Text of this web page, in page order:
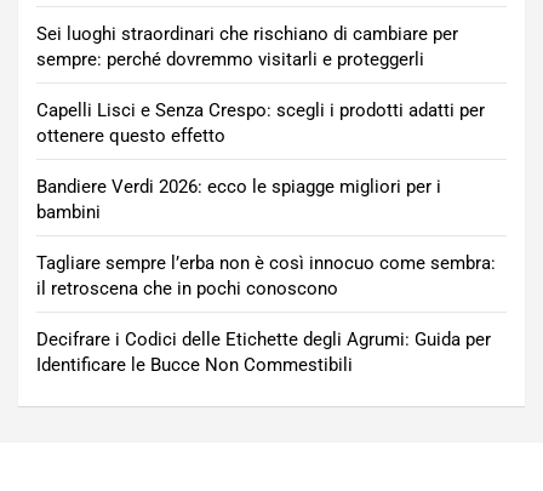
Sei luoghi straordinari che rischiano di cambiare per
sempre: perché dovremmo visitarli e proteggerli
Capelli Lisci e Senza Crespo: scegli i prodotti adatti per
ottenere questo effetto
Bandiere Verdi 2026: ecco le spiagge migliori per i
bambini
Tagliare sempre l’erba non è così innocuo come sembra:
il retroscena che in pochi conoscono
Decifrare i Codici delle Etichette degli Agrumi: Guida per
Identificare le Bucce Non Commestibili